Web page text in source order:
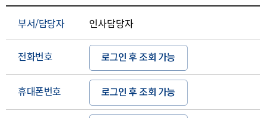
부서/담당자 인사담당자
전화번호 로그인 후 조회 가능
휴대폰번호 로그인 후 조회 가능